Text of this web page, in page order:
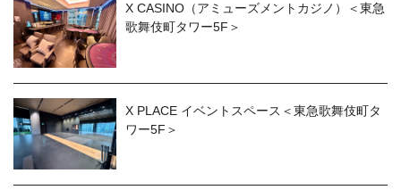
X CASINO（アミューズメントカジノ）＜東急
歌舞伎町タワー5F＞
X PLACE イベントスペース＜東急歌舞伎町タ
ワー5F＞